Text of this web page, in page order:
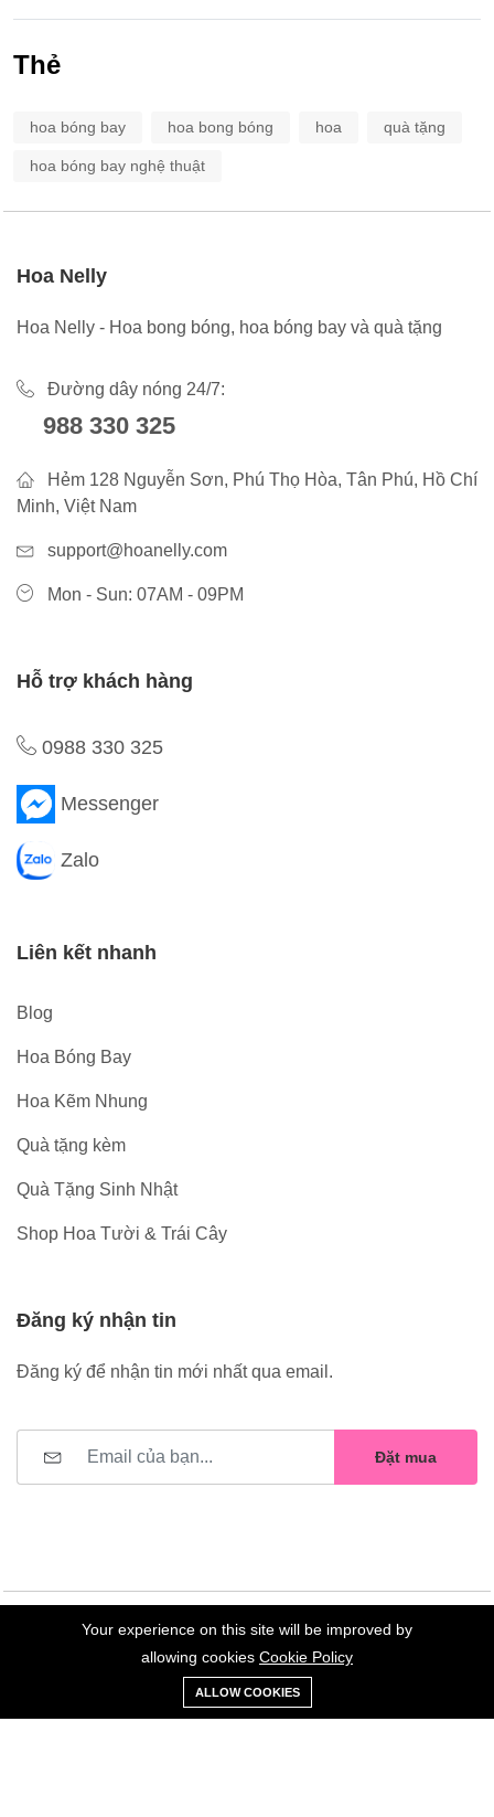
Thẻ
hoa bóng bay hoa bong bóng hoa quà tặng
hoa bóng bay nghệ thuật
Hoa Nelly
Hoa Nelly - Hoa bong bóng, hoa bóng bay và quà tặng
Đường dây nóng 24/7:
988 330 325
Hẻm 128 Nguyễn Sơn, Phú Thọ Hòa, Tân Phú, Hồ Chí
Minh, Việt Nam
support@hoanelly.com
Mon - Sun: 07AM - 09PM
Hỗ trợ khách hàng
0988 330 325
Messenger
Zalo
Liên kết nhanh
Blog
Hoa Bóng Bay
Hoa Kẽm Nhung
Quà tặng kèm
Quà Tặng Sinh Nhật
Shop Hoa Tười & Trái Cây
Đăng ký nhận tin
Đăng ký để nhận tin mới nhất qua email.
Đặt mua
©2023 Hoa Nelly . All Rights Reserved.
0
Xe
đẩy
Danh sách
yêu thích
Your experience on this site will be improved by
allowing cookies Cookie Policy
ALLOW COOKIES